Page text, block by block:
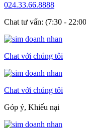
024.33.66.8888
Chat tư vấn: (7:30 -
Chat với chúng tôi
Chat với chúng tôi
Góp ý, Khiếu nại